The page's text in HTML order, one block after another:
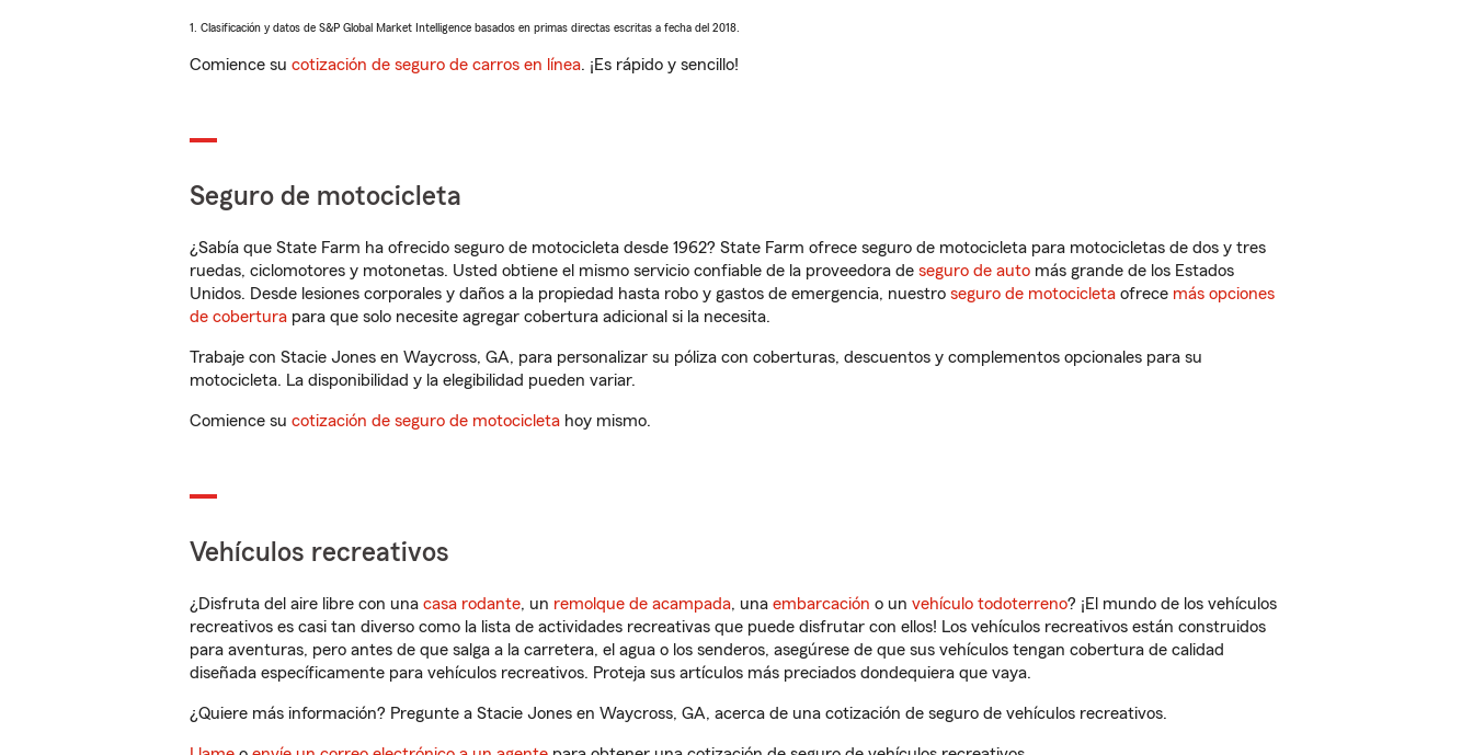
1. Clasificación y datos de S&P Global Market Intelligence basados en primas directas escritas a fecha del 2018.
Comience su cotización de seguro de carros en línea. ¡Es rápido y sencillo!
Seguro de motocicleta
¿Sabía que State Farm ha ofrecido seguro de motocicleta desde 1962? State Farm ofrece seguro de motocicleta para motocicletas de dos y tres
ruedas, ciclomotores y motonetas. Usted obtiene el mismo servicio confiable de la proveedora de seguro de auto más grande de los Estados
Unidos. Desde lesiones corporales y daños a la propiedad hasta robo y gastos de emergencia, nuestro seguro de motocicleta ofrece más opciones
de cobertura para que solo necesite agregar cobertura adicional si la necesita.
Trabaje con Stacie Jones en Waycross, GA, para personalizar su póliza con coberturas, descuentos y complementos opcionales para su
motocicleta. La disponibilidad y la elegibilidad pueden variar.
Comience su cotización de seguro de motocicleta hoy mismo.
Vehículos recreativos
¿Disfruta del aire libre con una casa rodante, un remolque de acampada, una embarcación o un vehículo todoterreno? ¡El mundo de los vehículos
recreativos es casi tan diverso como la lista de actividades recreativas que puede disfrutar con ellos! Los vehículos recreativos están construidos
para aventuras, pero antes de que salga a la carretera, el agua o los senderos, asegúrese de que sus vehículos tengan cobertura de calidad
diseñada específicamente para vehículos recreativos. Proteja sus artículos más preciados dondequiera que vaya.
¿Quiere más información? Pregunte a Stacie Jones en Waycross, GA, acerca de una cotización de seguro de vehículos recreativos.